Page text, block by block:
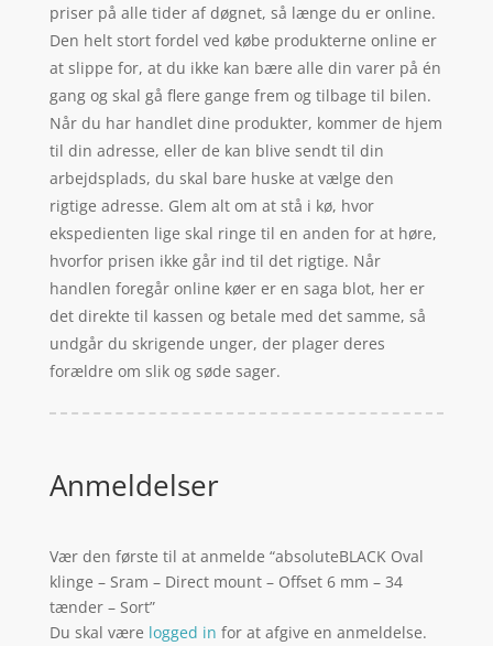
priser på alle tider af døgnet, så længe du er online.
Den helt stort fordel ved købe produkterne online er
at slippe for, at du ikke kan bære alle din varer på én
gang og skal gå flere gange frem og tilbage til bilen.
Når du har handlet dine produkter, kommer de hjem
til din adresse, eller de kan blive sendt til din
arbejdsplads, du skal bare huske at vælge den
rigtige adresse. Glem alt om at stå i kø, hvor
ekspedienten lige skal ringe til en anden for at høre,
hvorfor prisen ikke går ind til det rigtige. Når
handlen foregår online køer er en saga blot, her er
det direkte til kassen og betale med det samme, så
undgår du skrigende unger, der plager deres
forældre om slik og søde sager.
Anmeldelser
Vær den første til at anmelde “absoluteBLACK Oval
klinge – Sram – Direct mount – Offset 6 mm – 34
tænder – Sort”
Du skal være logged in for at afgive en anmeldelse.